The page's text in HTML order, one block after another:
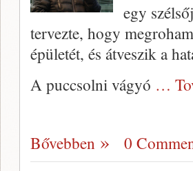
egy
tervezte, hogy
épületét, és átveszik a
A puccsolni vágyó …
Bővebben 0